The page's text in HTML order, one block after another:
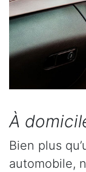
À
Bien plus
automobile,